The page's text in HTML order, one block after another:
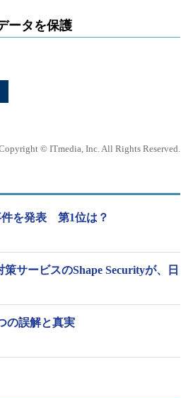
ータを保護
© ITmedia, Inc. All Rights Reserved.
件を発表 第1位は？
サービスのShape Securityが、日
の誤解と真実